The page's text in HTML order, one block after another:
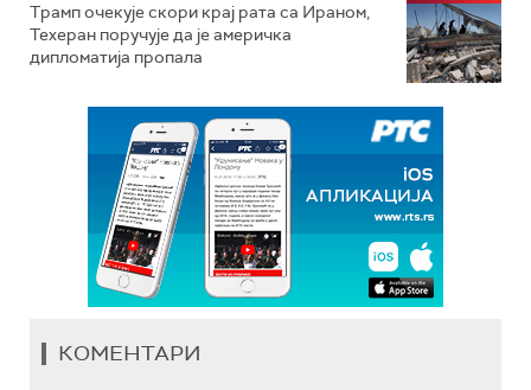
Трамп очекује скори крај рата са Ираном,
Техеран поручује да је америчка
дипломатија пропала
КОМЕНТАРИ